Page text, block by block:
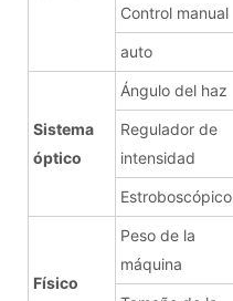
Control manual
auto
Sistema
óptico
Ángulo del haz
Regulador de
intensidad
Estroboscópico
Físico
Peso de la
máquina